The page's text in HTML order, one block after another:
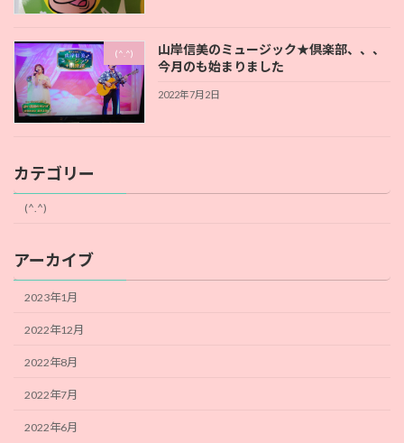
(^.^)
山岸信美のミュージック★倶楽部、、、
今月のも始まりました
2022年7月2日
カテゴリー
(^.^)
アーカイブ
2023年1月
2022年12月
2022年8月
2022年7月
2022年6月